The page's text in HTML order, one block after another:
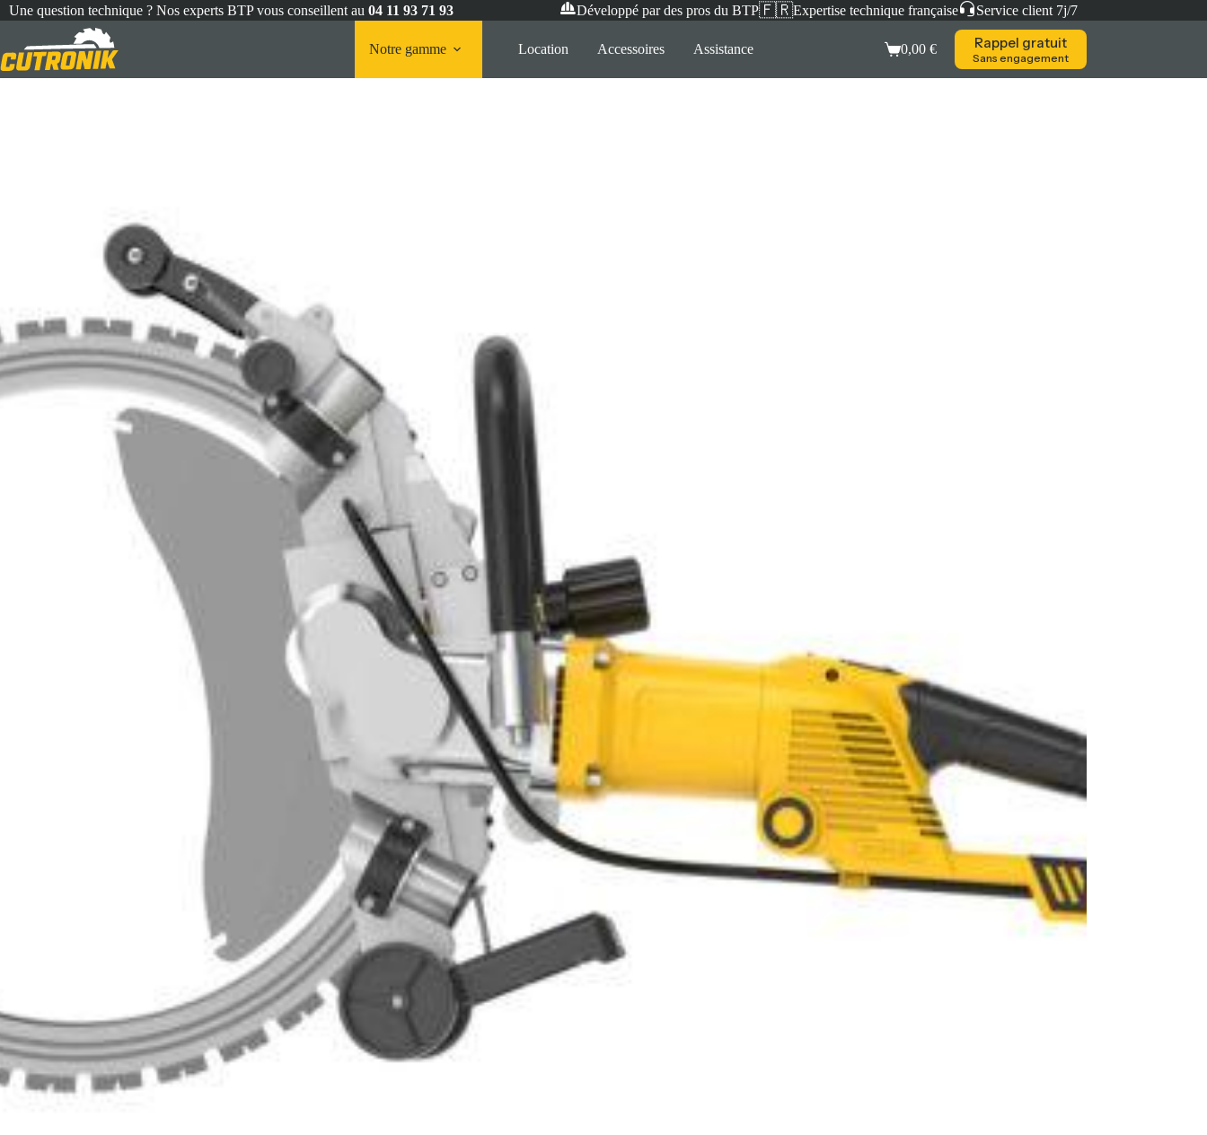
Une question technique ? Nos experts BTP vous conseillent au 04 11 93 71 93 Développé par des pros du BTP🇫🇷Expertise technique française Service client 7j/7
Notre gamme Location Accessoires Assistance 0,00 € Rappel gratuit
Sans engagement